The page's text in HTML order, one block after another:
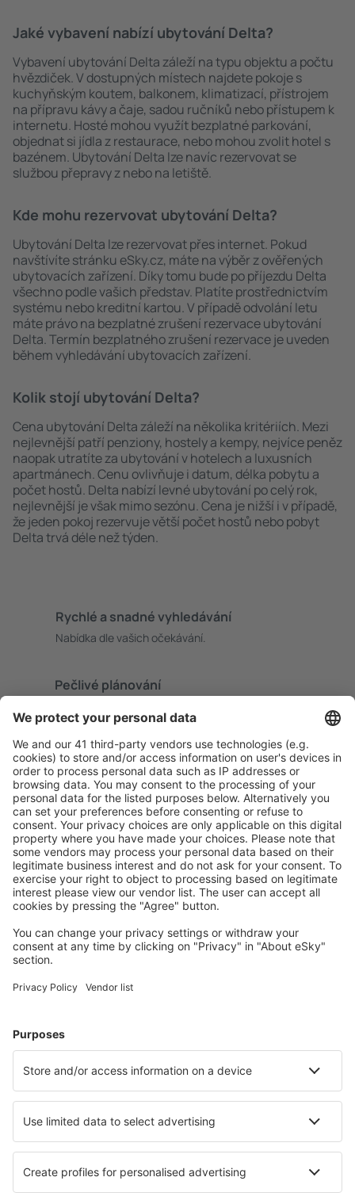
Jaké vybavení nabízí ubytování Delta?
Vybavení ubytování Delta záleží na typu objektu a počtu
hvězdiček. V dostupných místech najdete pokoje s
kuchyňským koutem, balkonem, klimatizací, přístrojem
na přípravu kávy a čaje, sadou ručníků nebo přístupem k
internetu. Hosté mohou využít bezplatné parkování,
objednat si jídla z restaurace, nebo mohou zvolit hotel s
bazénem. Ubytování Delta lze navíc rezervovat se
službou přepravy z nebo na letiště.
Kde mohu rezervovat ubytování Delta?
Ubytování Delta lze rezervovat přes internet. Pokud
navštívíte stránku eSky.cz, máte na výběr z ověřených
ubytovacích zařízení. Díky tomu bude po příjezdu Delta
všechno podle vašich představ. Platíte prostřednictvím
systému nebo kreditní kartou. V případě odvolání letu
máte právo na bezplatné zrušení rezervace ubytování
Delta. Termín bezplatného zrušení rezervace je uveden
během vyhledávání ubytovacích zařízení.
Kolik stojí ubytování Delta?
Cena ubytování Delta záleží na několika kritériích. Mezi
nejlevnější patří penziony, hostely a kempy, nejvíce peněz
naopak utratíte za ubytování v hotelech a luxusních
apartmánech. Cenu ovlivňuje i datum, délka pobytu a
počet hostů. Delta nabízí levné ubytování po celý rok,
nejlevnější je však mimo sezónu. Cena je nižší i v případě,
že jeden pokoj rezervuje větší počet hostů nebo pobyt
Delta trvá déle než týden.
Rychlé a snadné vyhledávání
Nabídka dle vašich očekávání.
Pečlivé plánování
zrušení.
S námi ušetříte
Atraktivní ceny a speciální nabídky pro přihlášené
uživatele.
Ubytování dle vašeho gusta
Vyberte si z více než 1.3 milionu zařízení: hotelů,
apartmánů, chat a dalších.
Uživateli eSky nejčastěji hledané ubytování
Ubytování ve Spojených státech amerických - Oblíbená
města
Ubytování in Panama City Beach Ubytování v Myrtle Beach
Ubytování in Killington Ubytování in Oakland
Ubytování in Cape May Ubytování v Columbusu
Nejlepší ubytování - města